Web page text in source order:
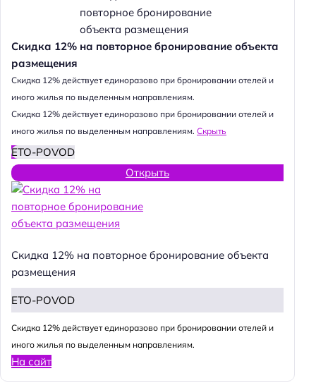
Скидка 12% на повторное бронирование объекта
размещения
Cкидка 12% действует единоразово при бронировании отелей и
иного жилья по выделенным направлениям.
Cкидка 12% действует единоразово при бронировании отелей и
иного жилья по выделенным направлениям. Скрыть
ETO-POVOD
Открыть
Скидка 12% на повторное бронирование объекта
размещения
ETO-POVOD
Cкидка 12% действует единоразово при бронировании отелей и
иного жилья по выделенным направлениям.
На сайт